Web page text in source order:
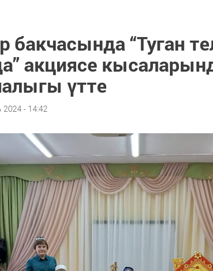
бакчасында “Туган
акциясе
үтте
- 14:42